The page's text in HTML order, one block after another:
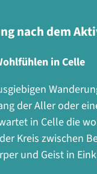
nach dem
in Celle
der Aller oder
in Celle die
Kreis zwischen
und Geist in